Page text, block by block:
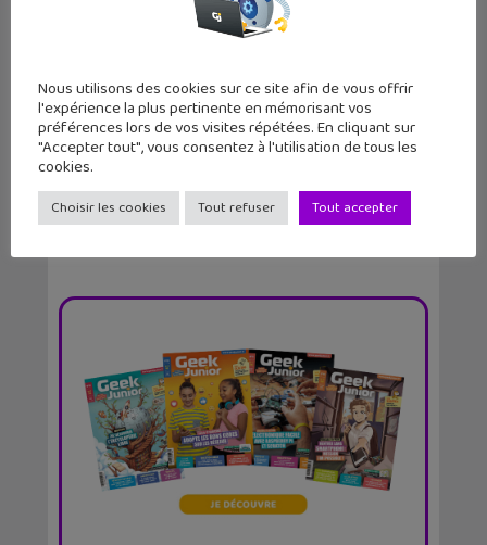
Meta lance les Comptes Adolescents
sur Instagram
Nous utilisons des cookies sur ce site afin de vous offrir
l'expérience la plus pertinente en mémorisant vos
préférences lors de vos visites répétées. En cliquant sur
"Accepter tout", vous consentez à l'utilisation de tous les
cookies.
Choisir les cookies Tout refuser Tout accepter